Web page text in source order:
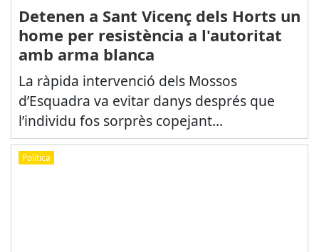
Detenen a Sant Vicenç dels Horts un
home per resistència a l'autoritat
amb arma blanca
La ràpida intervenció dels Mossos
d’Esquadra va evitar danys després que
l’individu fos sorprès copejant...
Política